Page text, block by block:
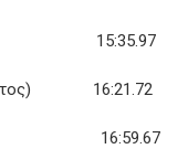
15:35.97
16:21.72
(ΓΣΖ) 16:59.67